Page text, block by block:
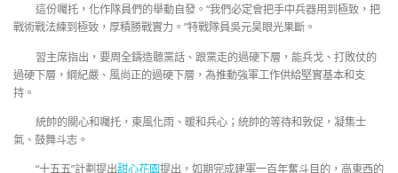
這份囑托，化作隊員們的舉動自發。“我們必定會把手中兵器用到極致，把
戰術戰法練到極致，厚積勝戰實力。”特戰隊員吳元昊眼光果斷。
習主席指出，要周全鑄造聽黨話、跟黨走的過硬下層，能兵戈、打敗仗的
過硬下層，綱紀嚴、風尚正的過硬下層，為推動強軍工作供給堅實基本和支
持。
統帥的關心和囑托，東風化雨、暖和兵心；統帥的等待和敦促，凝集士
氣、鼓舞斗志。
“十五五”計劃提出甜心花園提出，如期完成建軍一百年奮斗目的，高東西的